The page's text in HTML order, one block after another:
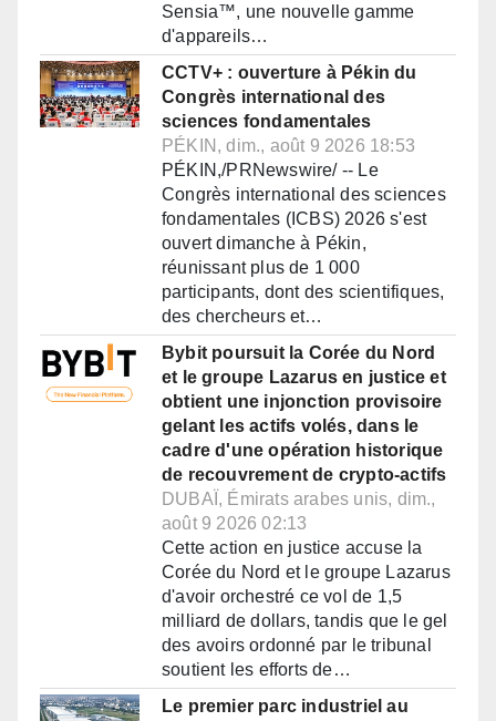
Sensia™, une nouvelle gamme
d'appareils…
CCTV+ : ouverture à Pékin du
Congrès international des
sciences fondamentales
PÉKIN, dim., août 9 2026 18:53
PÉKIN,/PRNewswire/ -- Le
Congrès international des sciences
fondamentales (ICBS) 2026 s'est
ouvert dimanche à Pékin,
réunissant plus de 1 000
participants, dont des scientifiques,
des chercheurs et…
Bybit poursuit la Corée du Nord
et le groupe Lazarus en justice et
obtient une injonction provisoire
gelant les actifs volés, dans le
cadre d'une opération historique
de recouvrement de crypto-actifs
DUBAÏ, Émirats arabes unis, dim.,
août 9 2026 02:13
Cette action en justice accuse la
Corée du Nord et le groupe Lazarus
d'avoir orchestré ce vol de 1,5
milliard de dollars, tandis que le gel
des avoirs ordonné par le tribunal
soutient les efforts de…
Le premier parc industriel au